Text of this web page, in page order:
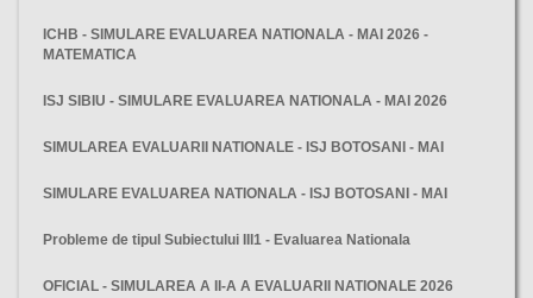
ICHB - SIMULARE EVALUAREA NATIONALA - MAI 2026 -
MATEMATICA
ISJ SIBIU - SIMULARE EVALUAREA NATIONALA - MAI 2026
SIMULAREA EVALUARII NATIONALE - ISJ BOTOSANI - MAI
SIMULARE EVALUAREA NATIONALA - ISJ BOTOSANI - MAI
Probleme de tipul Subiectului III1 - Evaluarea Nationala
OFICIAL - SIMULAREA A II-A A EVALUARII NATIONALE 2026